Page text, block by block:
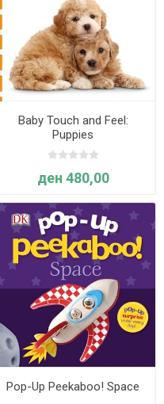
Baby Touch and Feel:
Puppies
ден 480,00
Pop-Up Peekaboo! Space